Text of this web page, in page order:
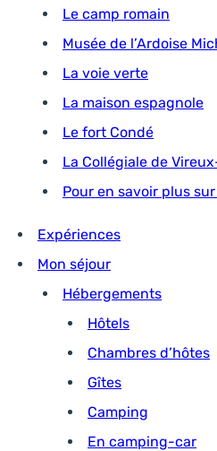
Le camp romain
Musée de l’Ardoise
La voie verte
La maison espagnole
Le fort Condé
La Collégiale de
Pour en savoir plus
Expériences
Mon séjour
Hébergements
Hôtels
Chambres d’hôtes
Gîtes
Camping
En camping-car